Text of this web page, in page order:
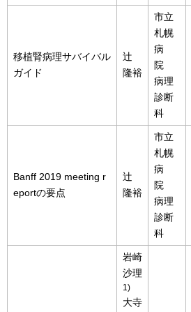
移植腎病理サバイバル
ガイド
辻
隆裕
市立
札幌
病
院
病理
診断
科
Banff 2019 meeting r
eportの要点
辻
隆裕
市立
札幌
病
院
病理
診断
科
岩崎
沙理
1)
大寺